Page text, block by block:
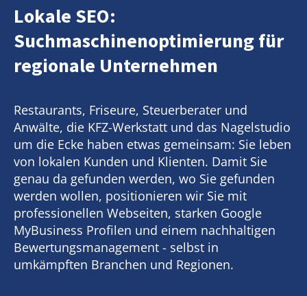
Lokale SEO:
Suchmaschinenoptimierung für
regionale Unternehmen
Restaurants, Friseure, Steuerberater und
Anwälte, die KFZ-Werkstatt und das Nagelstudio
um die Ecke haben etwas gemeinsam: Sie leben
von lokalen Kunden und Klienten. Damit Sie
genau da gefunden werden, wo Sie gefunden
werden wollen, positionieren wir Sie mit
professionellen Webseiten, starken Google
MyBusiness Profilen und einem nachhaltigen
Bewertungsmanagement - selbst in
umkämpften Branchen und Regionen.